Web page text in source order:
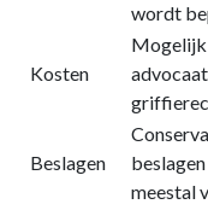
wordt
Kosten
Beslagen
meestal